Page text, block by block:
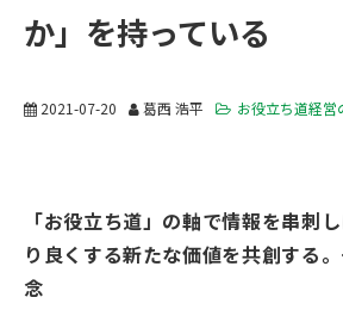
か」を持っている
2021-07-20 葛西 浩平 お役立ち道経営
「お役立ち道」の軸で情報を串刺
り良くする新たな価値を共創する
念